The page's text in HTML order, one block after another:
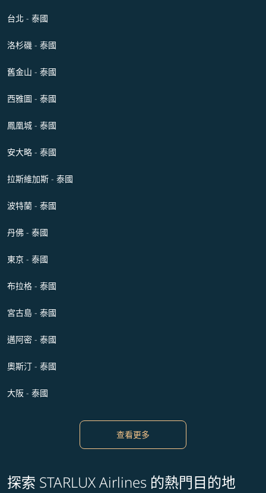
台北 - 泰國
洛杉磯 - 泰國
舊金山 - 泰國
西雅圖 - 泰國
鳳凰城 - 泰國
安大略 - 泰國
拉斯維加斯 - 泰國
波特蘭 - 泰國
丹佛 - 泰國
東京 - 泰國
布拉格 - 泰國
宮古島 - 泰國
邁阿密 - 泰國
奧斯汀 - 泰國
大阪 - 泰國
查看更多
探索 STARLUX Airlines 的熱門目的地